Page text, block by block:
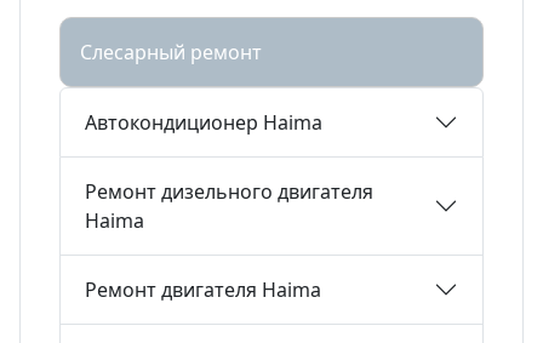
Слесарный ремонт
Автокондиционер Haima
Ремонт дизельного двигателя
Haima
Ремонт двигателя Haima